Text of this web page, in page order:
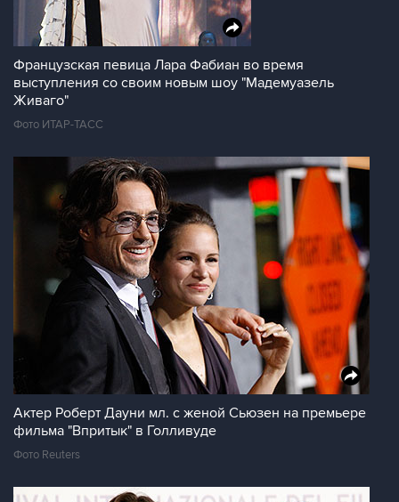
Французская певица Лара Фабиан во время
выступления со своим новым шоу "Мадемуазель
Живаго"
Фото ИТАР-ТАСС
Актер Роберт Дауни мл. с женой Сьюзен на премьере
фильма "Впритык" в Голливуде
Фото Reuters